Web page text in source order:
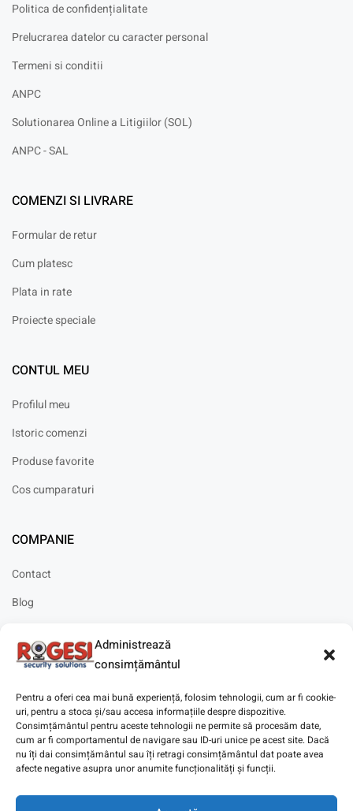
Administrează
consimțământul
Pentru a oferi cea mai bună experiență, folosim tehnologii, cum ar fi cookie-
uri, pentru a stoca și/sau accesa informațiile despre dispozitive.
Consimțământul pentru aceste tehnologii ne permite să procesăm date,
cum ar fi comportamentul de navigare sau ID-uri unice pe acest site. Dacă
nu îți dai consimțământul sau îți retragi consimțământul dat poate avea
afecte negative asupra unor anumite funcționalități și funcții.
Politica de confidențialitate
Prelucrarea datelor cu caracter personal
Termeni si conditii
ANPC
Solutionarea Online a Litigiilor (SOL)
ANPC - SAL
COMENZI SI LIVRARE
Formular de retur
Cum platesc
Plata in rate
Proiecte speciale
CONTUL MEU
Profilul meu
Istoric comenzi
Produse favorite
Cos cumparaturi
COMPANIE
Contact
Blog
Solicitare instalare
Copyright © 2025Digitaz.